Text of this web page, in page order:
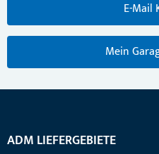
E-Mail
Mein
ADM LIEFERGEBIETE